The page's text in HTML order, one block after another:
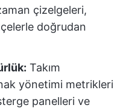
çizelgeleri,
doğrudan
Takım
yönetimi metrikleri
panelleri ve